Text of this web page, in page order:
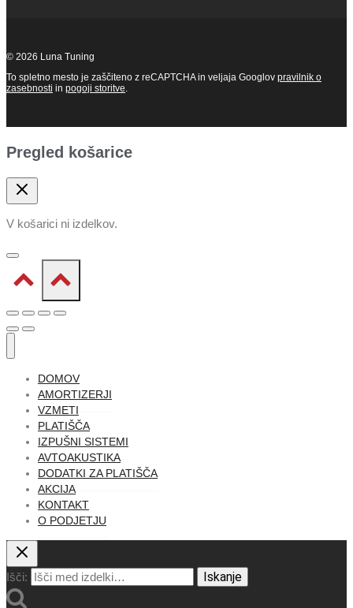
© 2026 Luna Tuning
To spletno mesto je zaščiteno z reCAPTCHA in veljaja Googlov pravilnik o
zasebnosti in pogoji storitve.
Pregled košarice
V košarici ni izdelkov.
DOMOV
AMORTIZERJI
VZMETI
PLATIŠČA
IZPUŠNI SISTEMI
AVTOAKUSTIKA
DODATKI ZA PLATIŠČA
AKCIJA
KONTAKT
O PODJETJU
Išči: Iskanje